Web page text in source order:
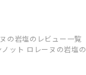
の岩塩のレビュー一覧
ット ロレーヌの岩塩